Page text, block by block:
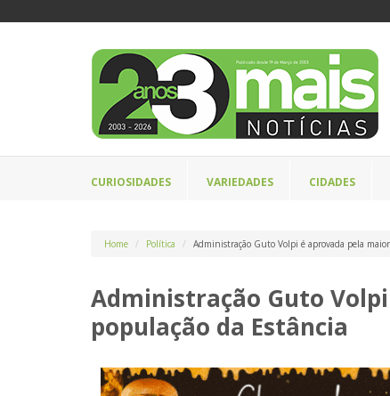
CURIOSIDADES VARIEDADES CIDADES
Home Política Administração Guto Volpi é aprovada pela
Administração Guto
população da Estância